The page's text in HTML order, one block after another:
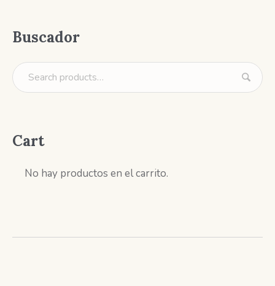
Buscador
Cart
No hay productos en el carrito.